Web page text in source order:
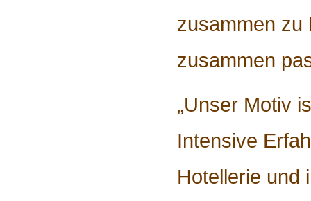
zusammen zu
zusammen
„Unser Motiv
Intensive
Hotellerie und